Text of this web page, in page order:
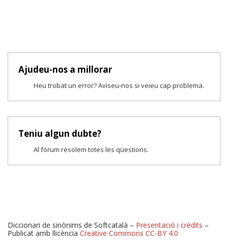
Ajudeu-nos a millorar
Heu trobat un error? Aviseu-nos si veieu cap problema.
Teniu algun dubte?
Al fòrum resolem totes les qüestions.
Diccionari de sinònims de Softcatalà – Presentació i crèdits –
Publicat amb llicència Creative Commons CC-BY 4.0